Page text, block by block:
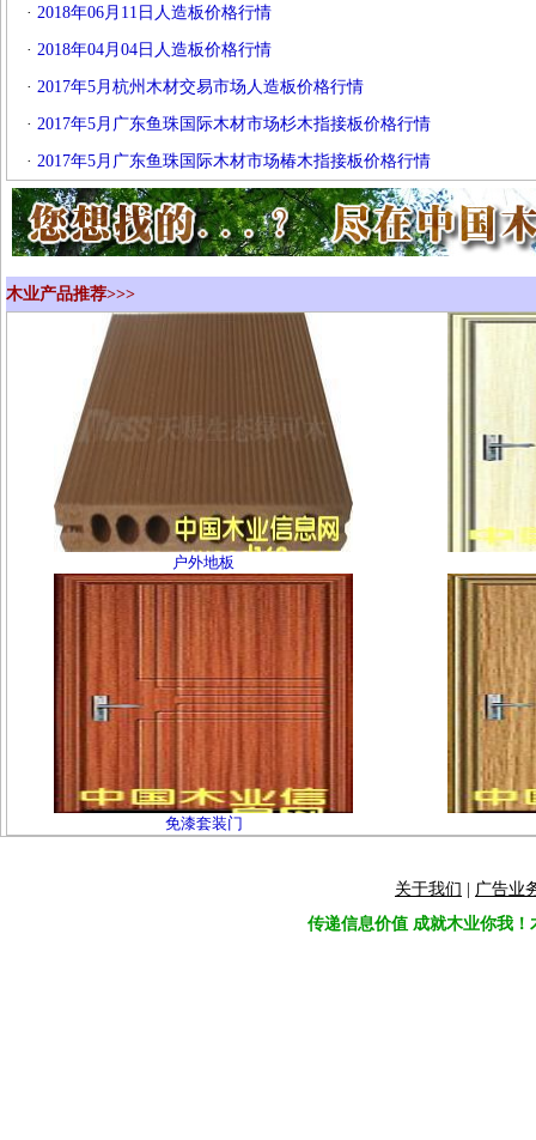
· 2018年06月11日人造板价格行情
· 2018年04月04日人造板价格行情
· 2017年5月杭州木材交易市场人造板价格行情
· 2017年5月广东鱼珠国际木材市场杉木指接板价格行情
· 2017年5月广东鱼珠国际木材市场椿木指接板价格行情
木业产品推荐>>>
户外地板
免漆套装门
关于我们
广告业
传递信息价值 成就木业你我